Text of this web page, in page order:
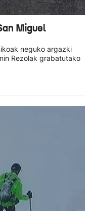
Miguel
neguko argazki
Rezolak grabatutako